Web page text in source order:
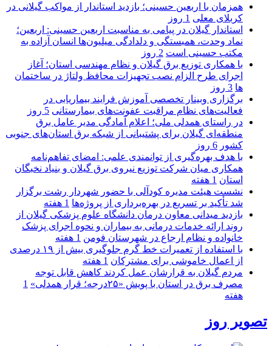
همزمان با اربعین حسینی؛ بازدید استاندار از مواکب گیلانی در
کربلای معلی 1 روز
استاندار گیلان در پیامی به مناسبت اربعین حسینی: اربعین؛
نماد وحدت، همبستگی و دلدادگی میلیون‌ها انسان آزاده به
مکتب حسینی است 2 روز
با همکاری توزیع برق گیلان و نظام مهندسی استان؛ آغاز
اجرای طرح الزام نصب تجهیزات محافظ ولتاژ در ساختمان
ها 3 روز
برگزاری وبینار تخصصی آموزش فرایند بیماریابی در
فعالیت‌های نظام مراقبت عفونت‌های بیمارستانی 5 روز
در راستای همدلی ملی؛ اعلام آمادگی مدیر عامل برق
منطقه‌ای گیلان برای پشتیبانی از شبكه برق استان‌های جنوبی
كشور 6 روز
با هدف بهره‌گیری از توانمندی علمی: امضای تفاهم‌نامه
همكاری میان شركت توزیع نیروی برق گیلان و بنیاد نخبگان
استان 1 هفته
نشست هیئت مدیره کودآلی با حضور شهردار رشت برگزار
شد تأکید بر تسریع در بهره‌برداری از پروژه‌ها 1 هفته
بازدید میدانی معاون درمان دانشگاه علوم پزشکی گیلان از
روند ارائه خدمات درمانی به بیماران و نحوه اجرای پزشک
خانواده و نظام ارجاع در شهرستان فومن 1 هفته
با استفاده از تعمیرات خط گرم جلوگیری بیش از ۱۹ درصدی
از اعمال خاموشی برای مشتركان 1 هفته
مردم گیلان به قرارشان عمل کردند كاهش قابل توجه
مصرف برق در استان با پویش «۲۵درجه؛ قرار همدلی»
1
هفته
تصویر روز